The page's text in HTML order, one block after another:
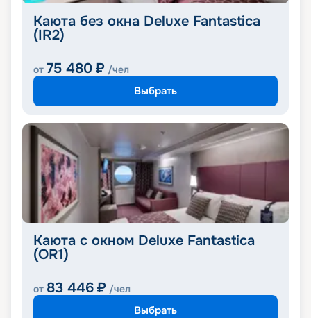
Каюта без окна Deluxe Fantastica
(IR2)
от 75 480 ₽ /чел
Выбрать
Каюта с окном Deluxe Fantastica
(OR1)
от 83 446 ₽ /чел
Выбрать